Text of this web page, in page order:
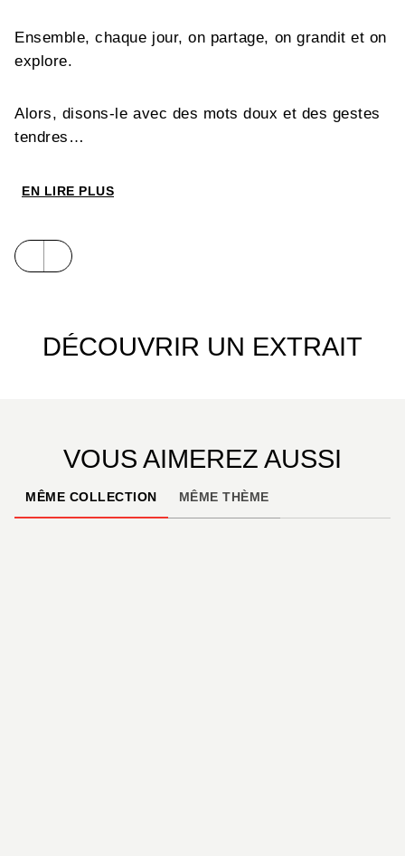
Ensemble, chaque jour, on partage, on grandit et on
explore.
Alors, disons-le avec des mots doux et des gestes
tendres…
EN LIRE PLUS
DÉCOUVRIR UN EXTRAIT
VOUS AIMEREZ AUSSI
MÊME COLLECTION MÊME THÈME